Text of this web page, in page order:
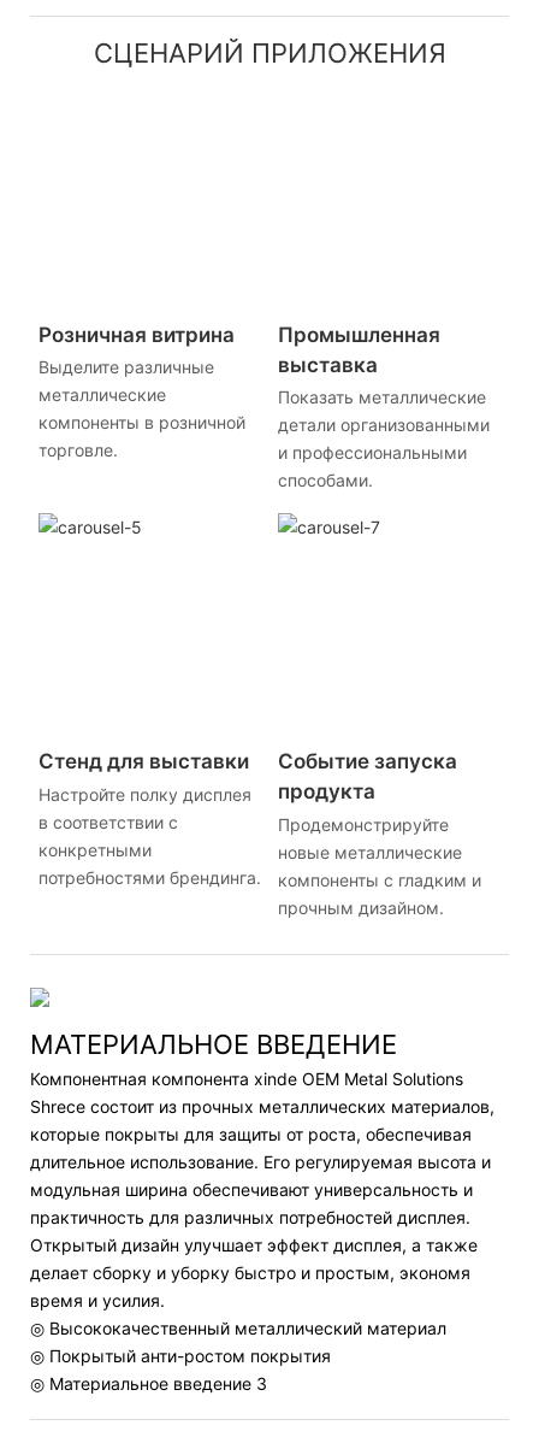
СЦЕНАРИЙ ПРИЛОЖЕНИЯ
Розничная витрина
Выделите различные
металлические
компоненты в розничной
торговле.
Промышленная
выставка
Показать металлические
детали организованными
и профессиональными
способами.
Стенд для выставки
Настройте полку дисплея
в соответствии с
конкретными
потребностями брендинга.
Событие запуска
продукта
Продемонстрируйте
новые металлические
компоненты с гладким и
прочным дизайном.
МАТЕРИАЛЬНОЕ ВВЕДЕНИЕ
Компонентная компонента xinde OEM Metal Solutions
Shrece состоит из прочных металлических материалов,
которые покрыты для защиты от роста, обеспечивая
длительное использование. Его регулируемая высота и
модульная ширина обеспечивают универсальность и
практичность для различных потребностей дисплея.
Открытый дизайн улучшает эффект дисплея, а также
делает сборку и уборку быстро и простым, экономя
время и усилия.
◎ Высококачественный металлический материал
◎ Покрытый анти-ростом покрытия
◎ Материальное введение 3